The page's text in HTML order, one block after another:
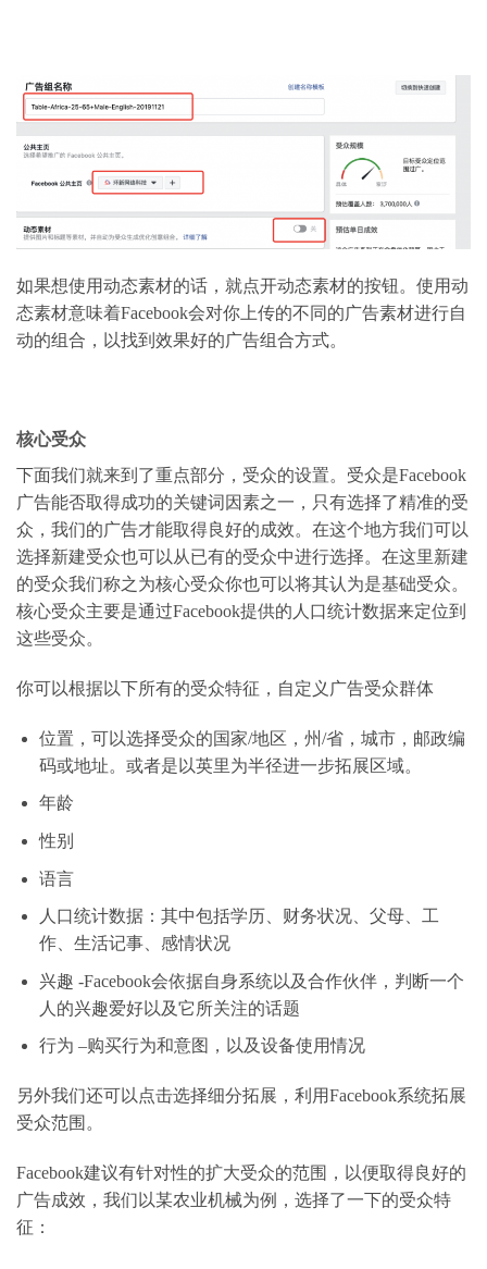
如果想使用动态素材的话，就点开动态素材的按钮。使用动
态素材意味着Facebook会对你上传的不同的广告素材进行自
动的组合，以找到效果好的广告组合方式。
核心受众
下面我们就来到了重点部分，受众的设置。受众是Facebook
广告能否取得成功的关键词因素之一，只有选择了精准的受
众，我们的广告才能取得良好的成效。在这个地方我们可以
选择新建受众也可以从已有的受众中进行选择。在这里新建
的受众我们称之为核心受众你也可以将其认为是基础受众。
核心受众主要是通过Facebook提供的人口统计数据来定位到
这些受众。
你可以根据以下所有的受众特征，自定义广告受众群体
位置，可以选择受众的国家/地区，州/省，城市，邮政编
码或地址。或者是以英里为半径进一步拓展区域。
年龄
性别
语言
人口统计数据：其中包括学历、财务状况、父母、工
作、生活记事、感情状况
兴趣 -Facebook会依据自身系统以及合作伙伴，判断一个
人的兴趣爱好以及它所关注的话题
行为 –购买行为和意图，以及设备使用情况
另外我们还可以点击选择细分拓展，利用Facebook系统拓展
受众范围。
Facebook建议有针对性的扩大受众的范围，以便取得良好的
广告成效，我们以某农业机械为例，选择了一下的受众特
征：